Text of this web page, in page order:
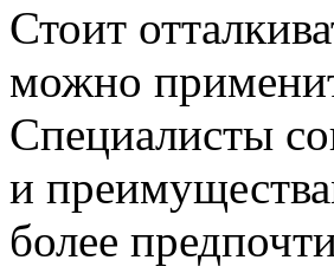
Стоит
можно
Специалисты
и
более